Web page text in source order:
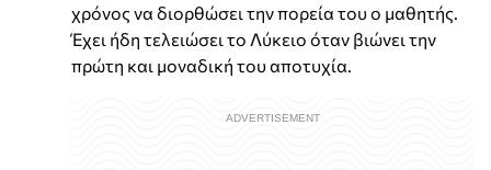
χρόνος να διορθώσει την πορεία του ο μαθητής.
Έχει ήδη τελειώσει το Λύκειο όταν βιώνει την
πρώτη και μοναδική του αποτυχία.